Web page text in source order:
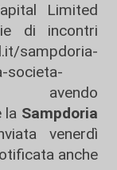
Limited
di incontri
sampdoria-
societa-
la Sampdoria
venerdì
anche